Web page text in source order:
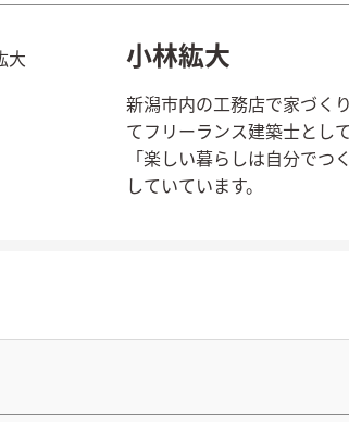
小林紘大
新潟市内の工務店で家づく
てフリーランス建築士とし
「楽しい暮らしは自分でつ
していています。